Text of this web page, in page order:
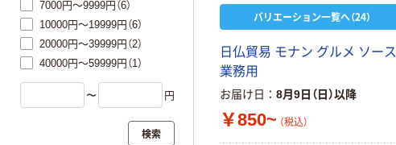
バリエーション一覧へ（24）
日仏貿易 モナン グルメ ソース
業務用
お届け日 8月9日（日）以降
￥850~ （税込）
7000円～9999円（6）
10000円～19999円（6）
20000円～39999円（2）
40000円～59999円（1）
〜 円
検索